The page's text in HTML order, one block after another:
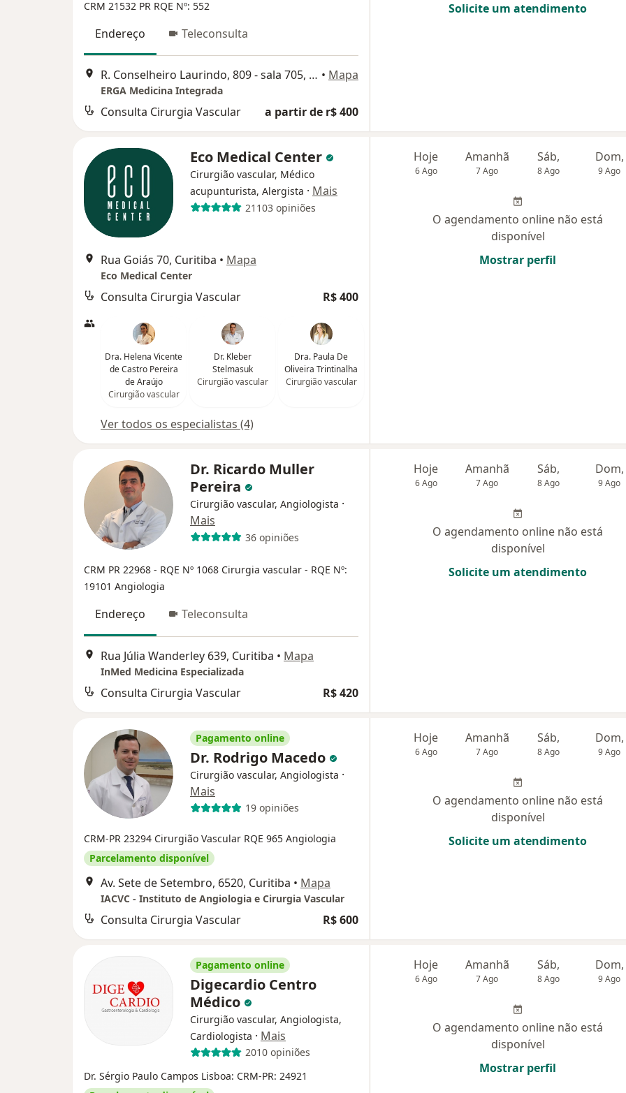
CRM 21532 PR RQE Nº: 552
Endereço Teleconsulta
R. Conselheiro Laurindo, 809 - sala 705, Curitiba • Mapa
ERGA Medicina Integrada
Consulta Cirurgia Vascular a partir de r$ 400
Solicite um atendimento
Eco Medical Center
Cirurgião vascular, Médico
acupunturista, Alergista · Mais
21103 opiniões
Rua Goiás 70, Curitiba • Mapa
Eco Medical Center
Consulta Cirurgia Vascular R$ 400
Dra. Helena Vicente
de Castro Pereira
de Araújo
Cirurgião vascular
Dr. Kleber
Stelmasuk
Cirurgião vascular
Dra. Paula De
Oliveira Trintinalha
Cirurgião vascular
Ver todos os especialistas (4)
Hoje
6 Ago
Amanhã
7 Ago
Sáb,
8 Ago
Dom,
9 Ago
O agendamento online não está
disponível
Mostrar perfil
Dr. Ricardo Muller
Pereira
Cirurgião vascular, Angiologista ·
Mais
36 opiniões
CRM PR 22968 - RQE Nº 1068 Cirurgia vascular - RQE Nº:
19101 Angiologia
Endereço Teleconsulta
Rua Júlia Wanderley 639, Curitiba • Mapa
InMed Medicina Especializada
Consulta Cirurgia Vascular R$ 420
Hoje
6 Ago
Amanhã
7 Ago
Sáb,
8 Ago
Dom,
9 Ago
O agendamento online não está
disponível
Solicite um atendimento
Pagamento online
Dr. Rodrigo Macedo
Cirurgião vascular, Angiologista ·
Mais
19 opiniões
CRM-PR 23294 Cirurgião Vascular RQE 965 Angiologia
Parcelamento disponível
Av. Sete de Setembro, 6520, Curitiba • Mapa
IACVC - Instituto de Angiologia e Cirurgia Vascular
Consulta Cirurgia Vascular R$ 600
Hoje
6 Ago
Amanhã
7 Ago
Sáb,
8 Ago
Dom,
9 Ago
O agendamento online não está
disponível
Solicite um atendimento
Pagamento online
Digecardio Centro
Médico
Cirurgião vascular, Angiologista,
Cardiologista · Mais
2010 opiniões
Dr. Sérgio Paulo Campos Lisboa: CRM-PR: 24921
Hoje
6 Ago
Amanhã
7 Ago
Sáb,
8 Ago
Dom,
9 Ago
O agendamento online não está
disponível
Mostrar perfil